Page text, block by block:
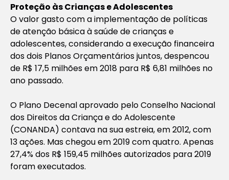
Proteção às Crianças e Adolescentes
O valor gasto com a implementação de políticas
de atenção básica à saúde de crianças e
adolescentes, considerando a execução financeira
dos dois Planos Orçamentários juntos, despencou
de R$ 17,5 milhões em 2018 para R$ 6,81 milhões no
ano passado.
O Plano Decenal aprovado pelo Conselho Nacional
dos Direitos da Criança e do Adolescente
(CONANDA) contava na sua estreia, em 2012, com
13 ações. Mas chegou em 2019 com quatro. Apenas
27,4% dos R$ 159,45 milhões autorizados para 2019
foram executados.